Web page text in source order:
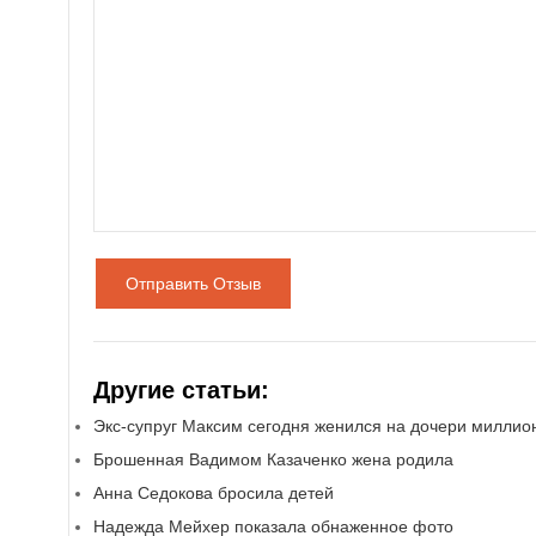
Отправить Отзыв
Другие статьи:
Экс-супруг Максим сегодня женился на дочери
Брошенная Вадимом Казаченко жена родила
Анна Седокова бросила детей
Надежда Мейхер показала обнаженное фото